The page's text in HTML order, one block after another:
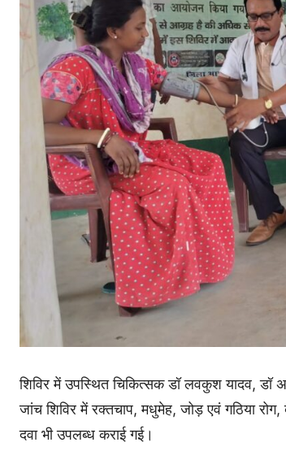
शिविर में उपस्थित चिकित्सक डॉ लवकुश यादव, डॉ
जांच शिविर में रक्तचाप, मधुमेह, जोड़ एवं गठिया
दवा भी उपलब्ध कराई गई।